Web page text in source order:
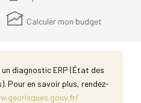
Calculer mon budget
diagnostic ERP (État des
Pour en savoir plus, rendez-